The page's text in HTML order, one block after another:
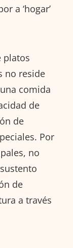
a ‘hogar’
platos
no reside
comida
de
de
Por
no
de
a través